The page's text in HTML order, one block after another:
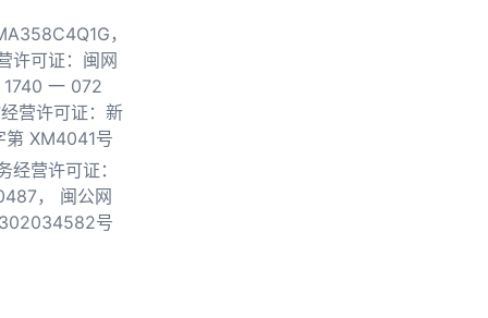
，
许可证：闽网
一 072
营许可证：新
第 XM4041号
经营许可证：
，
闽公网
号